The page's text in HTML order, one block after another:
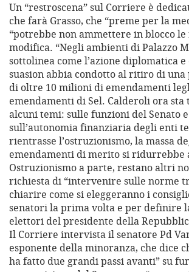
Un “restroscena” sul Corriere è
che farà Grasso, che “preme per la
“potrebbe non ammettere in blocco
modifica. “Negli ambienti di Palazzo
sottolinea come l’azione diplomatica
suasion abbia condotto al ritiro di
di oltre 10 milioni di emendamenti
emendamenti di Sel. Calderoli ora sta
alcuni temi: sulle funzioni del Senato
sull’autonomia finanziaria degli enti
rientrasse l’ostruzionismo, la massa
emendamenti di merito si ridurrebbe
Ostruzionismo a parte, restano altri
richiesta di “intervenire sulle norme
chiarire come si eleggeranno i
senatori la prima volta e per definire
elettori del presidente della
Il Corriere intervista il senatore Pd
esponente della minoranza, che dice
ha fatto due grandi passi avanti” su